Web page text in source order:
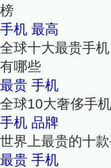
榜
手机 最高
全球十大最贵手
有哪些
最贵 手机
全球10大奢侈手
手机 品牌
世界上最贵的十
最贵 手机